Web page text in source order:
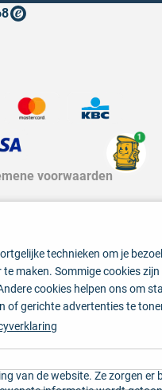
beoordelingen
voorwaarden
technieken om je
maken. Sommige cookies
cookies helpen ons om
of gerichte advertenties te
van de website. Ze zorgen er
1